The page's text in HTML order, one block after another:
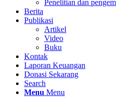
Penelitian dan
Berita
Publikasi
Artikel
Video
Buku
Kontak
Laporan Keuangan
Donasi Sekarang
Search
Menu Menu